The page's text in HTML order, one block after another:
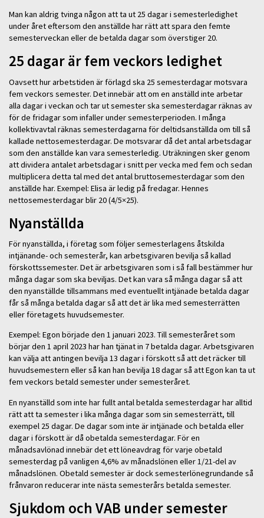
Man kan aldrig tvinga någon att ta ut 25 dagar i semesterledighet
under året eftersom den anställde har rätt att spara den femte
semesterveckan eller de betalda dagar som överstiger 20.
25 dagar är fem veckors ledighet
Oavsett hur arbetstiden är förlagd ska 25 semesterdagar motsvara
fem veckors semester. Det innebär att om en anställd inte arbetar
alla dagar i veckan och tar ut semester ska semesterdagar räknas av
för de fridagar som infaller under semesterperioden. I många
kollektivavtal räknas semesterdagarna för deltidsanställda om till så
kallade nettosemesterdagar. De motsvarar då det antal arbetsdagar
som den anställde kan vara semesterledig. Uträkningen sker genom
att dividera antalet arbetsdagar i snitt per vecka med fem och sedan
multiplicera detta tal med det antal bruttosemesterdagar som den
anställde har. Exempel: Elisa är ledig på fredagar. Hennes
nettosemesterdagar blir 20 (4/5×25).
Nyanställda
För nyanställda, i företag som följer semesterlagens åtskilda
intjänande- och semesterår, kan arbetsgivaren bevilja så kallad
förskottssemester. Det är arbetsgivaren som i så fall bestämmer hur
många dagar som ska beviljas. Det kan vara så många dagar så att
den nyanställde tillsammans med eventuellt intjänade betalda dagar
får så många betalda dagar så att det är lika med semesterrätten
eller företagets huvudsemester.
Exempel: Egon började den 1 januari 2023. Till semesteråret som
börjar den 1 april 2023 har han tjänat in 7 betalda dagar. Arbetsgivaren
kan välja att antingen bevilja 13 dagar i förskott så att det räcker till
huvudsemestern eller så kan han bevilja 18 dagar så att Egon kan ta ut
fem veckors betald semester under semesteråret.
En nyanställd som inte har fullt antal betalda semesterdagar har alltid
rätt att ta semester i lika många dagar som sin semesterrätt, till
exempel 25 dagar. De dagar som inte är intjänade och betalda eller
dagar i förskott är då obetalda semesterdagar. För en
månadsavlönad innebär det ett löneavdrag för varje obetald
semesterdag på vanligen 4,6% av månadslönen eller 1/21-del av
månadslönen. Obetald semester är dock semesterlönegrundande så
frånvaron reducerar inte nästa semesterårs betalda semester.
Sjukdom och VAB under semester